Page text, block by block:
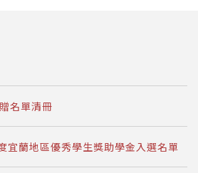
名單清冊
宜蘭地區優秀學生獎助學金入選名單